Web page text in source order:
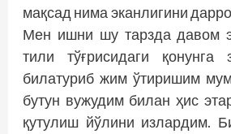
мақсад нима эканлигини
Мен ишни шу тарзда давом
тили тўғрисидаги қонунга
билатуриб жим ўтиришим
бутун вужудим билан ҳис
қутулиш йўлини излардим.